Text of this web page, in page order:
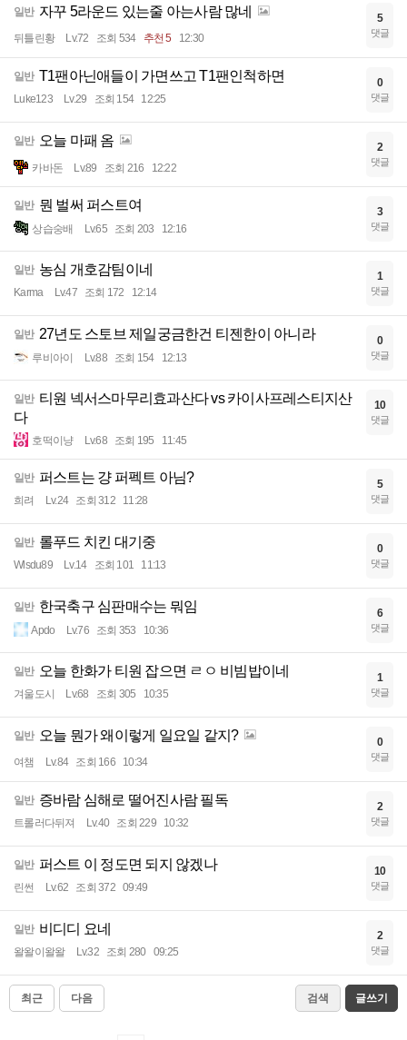
일반 자꾸 5라운드 있는줄 아는사람 많네
뒤틀린황 Lv.72 조회 534 추천 5 12:30
5
댓글
일반 T1팬아닌애들이 가면쓰고 T1팬인척하면
Luke123 Lv.29 조회 154 12:25
0
댓글
일반 오늘 마패 옴
카바돈 Lv.89 조회 216 12:22
2
댓글
일반 뭔 벌써 퍼스트여
상습숭배 Lv.65 조회 203 12:16
3
댓글
일반 농심 개호감팀이네
Karma Lv.47 조회 172 12:14
1
댓글
일반 27년도 스토브 제일궁금한건 티젠한이 아니라
루비아이 Lv.88 조회 154 12:13
0
댓글
일반 티원 넥서스마무리효과산다 vs 카이사프레스티지산
다
호떡이냥 Lv.68 조회 195 11:45
10
댓글
일반 퍼스트는 걍 퍼펙트 아님?
희려 Lv.24 조회 312 11:28
5
댓글
일반 롤푸드 치킨 대기중
Wlsdu89 Lv.14 조회 101 11:13
0
댓글
일반 한국축구 심판매수는 뭐임
Apdo Lv.76 조회 353 10:36
6
댓글
일반 오늘 한화가 티원 잡으면 ㄹㅇ 비빔밥이네
겨울도시 Lv.68 조회 305 10:35
1
댓글
일반 오늘 뭔가 왜이렇게 일요일 같지?
여챔 Lv.84 조회 166 10:34
0
댓글
일반 증바람 심해로 떨어진사람 필독
트롤러다뒤져 Lv.40 조회 229 10:32
2
댓글
일반 퍼스트 이 정도면 되지 않겠나
린썬 Lv.62 조회 372 09:49
10
댓글
일반 비디디 요네
왈왈이왈왈 Lv.32 조회 280 09:25
2
댓글
최근 다음 검색 글쓰기